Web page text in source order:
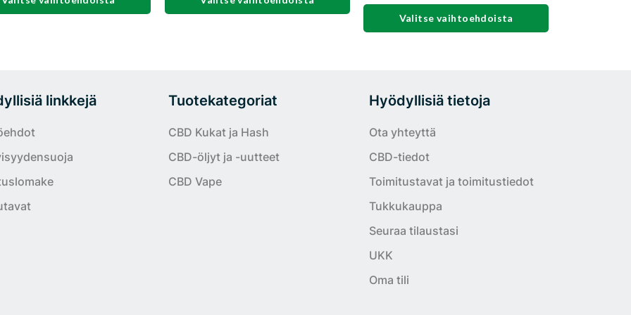
muunnelma.
tehdä
tuotteen
sivulla.
Valitse vaihtoehdoista
useampi
Voit
valinnat
tuotteen
linkkejä Tuotekategoriat
CBD Kukat ja Hash
CBD-öljyt ja -uutteet
CBD Vape
Hyödyllisiä tietoja
Ota yhteyttä
CBD-tiedot
Toimitustavat ja toimitustiedot
Tukkukauppa
Seuraa tilaustasi
UKK
Oma tili